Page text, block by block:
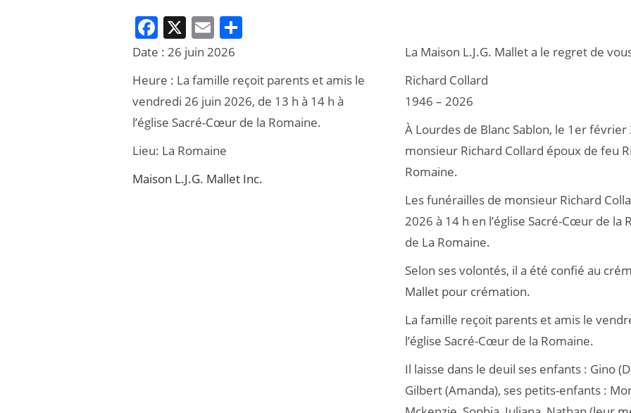
F
a
c
e
b
o
o
k
X E
m
ai
l
ta
g
er
Date :26 juin 2026
Heure : La famille reçoit parents et amis le
vendredi 26 juin 2026, de 13 h à 14 h à
l’église Sacré-Cœur de la Romaine.
Lieu: La Romaine
Maison L.J.G. Mallet Inc.
La Maison L.J.G. Mallet a le regret de
Richard Collard
1946 – 2026
À Lourdes de Blanc Sablon, le 1er février
monsieur Richard Collard époux de feu
Romaine.
Les funérailles de monsieur Richard
2026 à 14 h en l’église Sacré-Cœur de
de La Romaine.
Selon ses volontés, il a été confié au
Mallet pour crémation.
La famille reçoit parents et amis le
l’église Sacré-Cœur de la Romaine.
Il laisse dans le deuil ses enfants : Gino
Gilbert (Amanda), ses petits-enfants :